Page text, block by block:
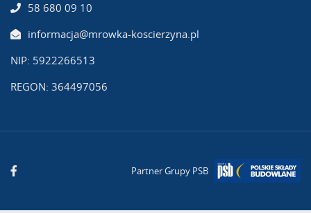
58 680 09 10
informacja@mrowka-koscierzyna.pl
NIP: 5922266513
REGON: 364497056
Partner Grupy PSB